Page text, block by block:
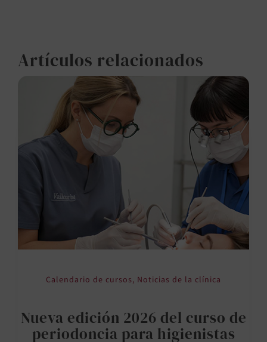
Artículos relacionados
Calendario de cursos, Noticias de la clínica
Nueva edición 2026 del curso de
periodoncia para higienistas